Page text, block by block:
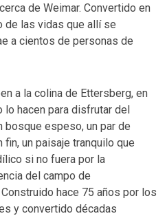
de Weimar. Convertido en
de las vidas que allí se
a cientos de personas de
a la colina de Ettersberg, en
lo hacen para disfrutar del
bosque espeso, un par de
un paisaje tranquilo que
si no fuera por la
del campo de
hace 75 años por los
y convertido décadas